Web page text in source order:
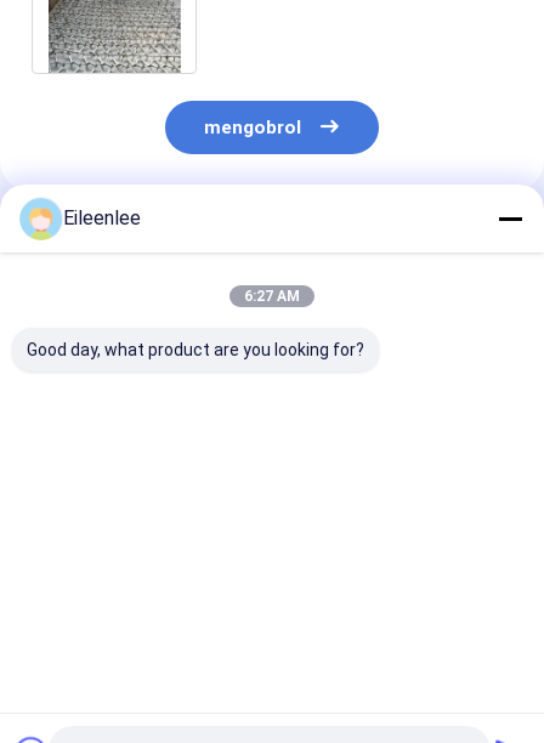
mengobrol
Rekomendasi Produk
Eileenlee
6:27 AM
Good day, what product are you looking for?